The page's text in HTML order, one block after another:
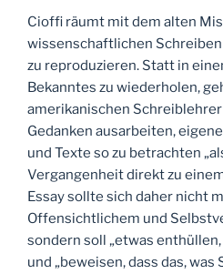
Cioffi räumt mit dem alten
wissenschaftlichen
zu reproduzieren. Statt in
Bekanntes zu wiederholen,
amerikanischen
Gedanken ausarbeiten,
und Texte so zu betrachten
Vergangenheit direkt zu
Essay sollte sich daher nicht
Offensichtlichem und
sondern soll „etwas
und „beweisen, dass das,